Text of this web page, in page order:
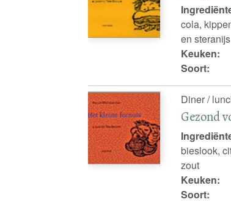
cola,
en steranijs
Keuken:
Soort:
Diner /
Gezond
bieslook,
zout
Keuken:
Soort: